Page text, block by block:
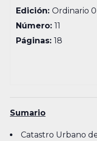
Edición:Ordinario 0
Número:11
Páginas:18
Sumario
Catastro Urbano